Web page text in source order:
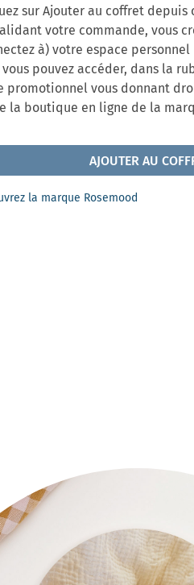
sur Ajouter au coffret depuis
votre commande, vous
à) votre espace personnel
vous pouvez accéder, dans la
promotionnel vous donnant
la boutique en ligne de la
AJOUTER AU
la marque Rosemood